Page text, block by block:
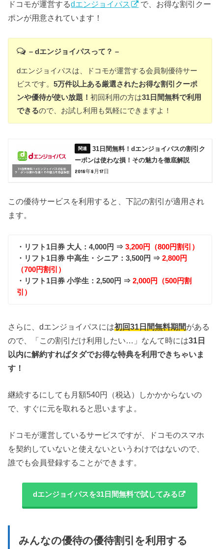
ドコモが運営するdエンジョイパス
で、お得な割引クー
ポンが用意されています！
– dエンジョイパスって？ –
dエンジョイパスは、ドコモが運営する会員制優待サー
ビスです。5万件以上ある厳選されたお得な割引クーポ
ンや優待が使い放題！初回利用の方は31日間無料で利用
できるので、お試し利用も気軽にできますよ！
31日間無料！dエンジョイパスの割引ク
ーポンは使わな損！その魅力を徹底解説
2018年8月17日
この優待サービスを利用すると、下記の割引が適用され
ます。
・リフト1日券 大人：4,000円 ⇒3,200円（800円割引）
・リフト1日券 中高生・シニア：3,500円 ⇒2,800円
（700円割引）
・リフト1日券 小学生：2,500円 ⇒2,000円（500円割
引）
さらに、dエンジョイパスには初回31日間無料期間がある
ので、「この割引だけ利用したい…」なんて時には31日
以内に解約すればタダでお得な特典を利用できちゃいま
す！
継続するにしても月額540円（税込）しかかからないの
で、すぐに元を取れると思いますよ。
ドコモが運営しているサービスですが、ドコモのスマホ
を契約していないと使えないというわけではないので、
誰でも会員登録することができます。
dエンジョイパスを31日間無料で試してみる
みんなの優待の優待割引を利用する